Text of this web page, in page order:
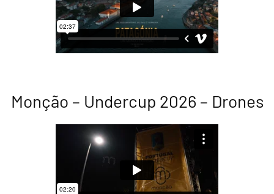
Monção – Undercup 2026 – Drones